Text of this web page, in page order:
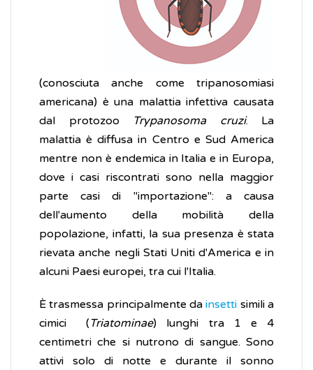
(conosciuta anche come tripanosomiasi
americana) è una malattia infettiva causata
dal protozoo
Trypanosoma cruzi. La
malattia è diffusa in Centro e Sud America
mentre non è endemica in Italia e in Europa,
dove i casi riscontrati sono nella maggior
parte casi di "importazione": a causa
dell'aumento della mobilità della
popolazione, infatti, la sua presenza è stata
rievata anche negli Stati Uniti d'America e in
alcuni Paesi europei, tra cui l'Italia.
È trasmessa principalmente da insetti simili a
cimici ( Triatominae) lunghi tra 1 e 4
centimetri che si nutrono di sangue. Sono
attivi solo di notte e durante il sonno